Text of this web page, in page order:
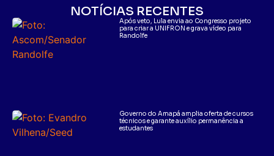
NOTÍCIAS RECENTES
Após veto, Lula envia ao Congresso projeto
para criar a UNIFRON e grava vídeo para
Randolfe
Governo do Amapá amplia oferta de cursos
técnicos e garante auxílio permanência a
estudantes